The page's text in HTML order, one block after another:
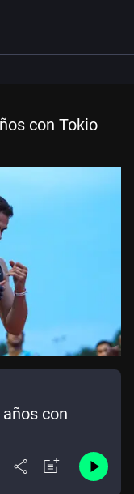
con Tokio
con